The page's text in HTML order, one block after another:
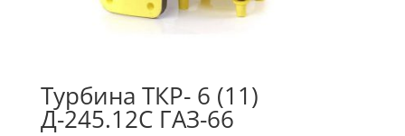
Турбина ТКР- 6 (11)
Д-245.12С ГАЗ-66